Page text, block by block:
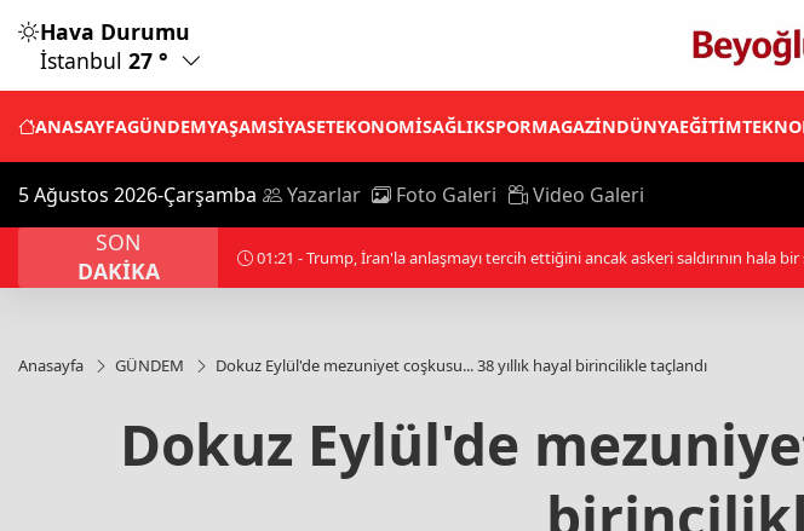
Hava Durumu
İstanbul 27 °
ANASAYFAGÜNDEMYAŞAMSİYASETEKONOMİSAĞLIKSPORMAGAZİNDÜNYAEĞİTİM
5 Ağustos 2026-Çarşamba Yazarlar Foto Galeri Video Galeri
SON
DAKİKA
00:01 - Filistin topraklarını gasbeden İsrailliler, işgal altındaki Batı Şeria’daki
Anasayfa GÜNDEM Dokuz Eylül'de mezuniyet coşkusu... 38 yıllık hayal birincilikle taçlandı
Dokuz Eylül'de